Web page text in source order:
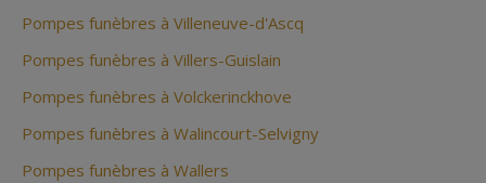
Pompes funèbres à Villeneuve-d'Ascq
Pompes funèbres à Villers-Guislain
Pompes funèbres à Volckerinckhove
Pompes funèbres à Walincourt-Selvigny
Pompes funèbres à Wallers